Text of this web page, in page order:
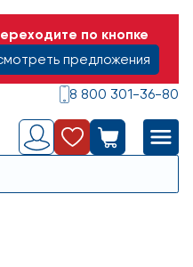
по кнопке
предложения
8 800 301-36-80